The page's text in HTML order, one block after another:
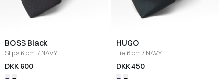
BOSS Black
Slips 6 cm. / NAVY
DKK 600
HUGO
Tie 6 cm / NAVY
DKK 450